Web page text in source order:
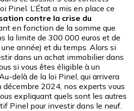
Pinel. L’État a mis en place ce
contre la crise du
en fonction de la somme que
la limite de 300 000 euros et de
année) et du temps. Alors si
dans un achat immobilier dans
si vous êtes éligible à un
delà de la loi Pinel, qui arrivera
2024, nos experts vous
expliquant quels sont les autres
Pinel pour investir dans le neuf.